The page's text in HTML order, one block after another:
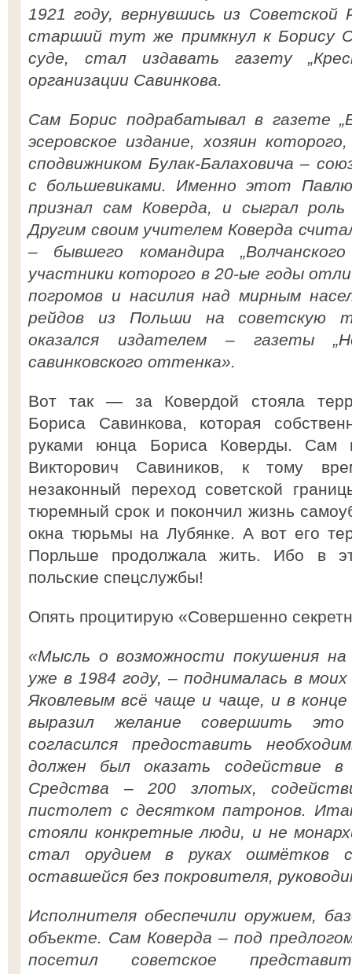
1921 году, вернувшись из Советской
старший тут же примкнул к Борису
суде, стал издавать газету
организации Савинкова.
Сам Борис подрабатывал в газете
эсеровское издание, хозяин
сподвижником Булак-Балаховича –
с большевиками. Именно этот
признал сам Коверда, и сыграл
Другим своим учителем Коверда
– бывшего командира
участники которого в 20-ые годы
погромов и насилия над мирным
рейдов из Польши на советскую
оказался издателем – газеты
савинковского оттенка».
Вот так — за Ковердой стояла
Бориса Савинкова, которая
руками юнца Бориса Коверды. Сам
Викторович Савиников, к тому
незаконный переход советской
тюремный срок и покончил жизнь
окна тюрьмы на Лубянке. А вот его
Порльше продолжала жить. Ибо в
польские спецслужбы!
Опять процитирую «Совершенно
«Мысль о возможности покушения на
уже в 1984 году, – поднималась в
Яковлевым всё чаще и чаще, и в конце
выразил желание совершить это
согласился предоставить
должен был оказать содействие в
Средства – 200 злотых,
пистолет с десятком патронов.
стояли конкретные люди, и не
стал орудием в руках ошмётков
оставшейся без покровителя,
Исполнителя обеспечили оружием,
объекте. Сам Коверда – под
посетил советское